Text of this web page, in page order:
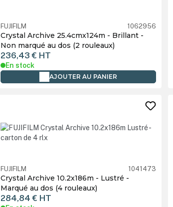
FUJIFILM 1062956
Crystal Archive 25.4cmx124m - Brillant -
Non marqué au dos (2 rouleaux)
236,43 € HT
En stock
AJOUTER AU PANIER
FUJIFILM 1041473
Crystal Archive 10.2x186m - Lustré -
Marqué au dos (4 rouleaux)
284,84 € HT